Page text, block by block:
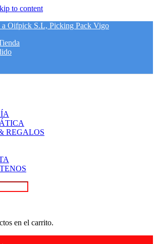
to content
a Oifpick S.L, Picking Pack Vigo
REGALOS
en el carrito.